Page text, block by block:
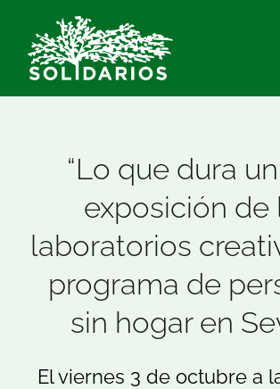
contenido
Qué hacemos
Actualidad
Hazte Socio/a
“Lo que dura un
exposición de
laboratorios
programa de
sin hogar en
El viernes 3 de octubre a